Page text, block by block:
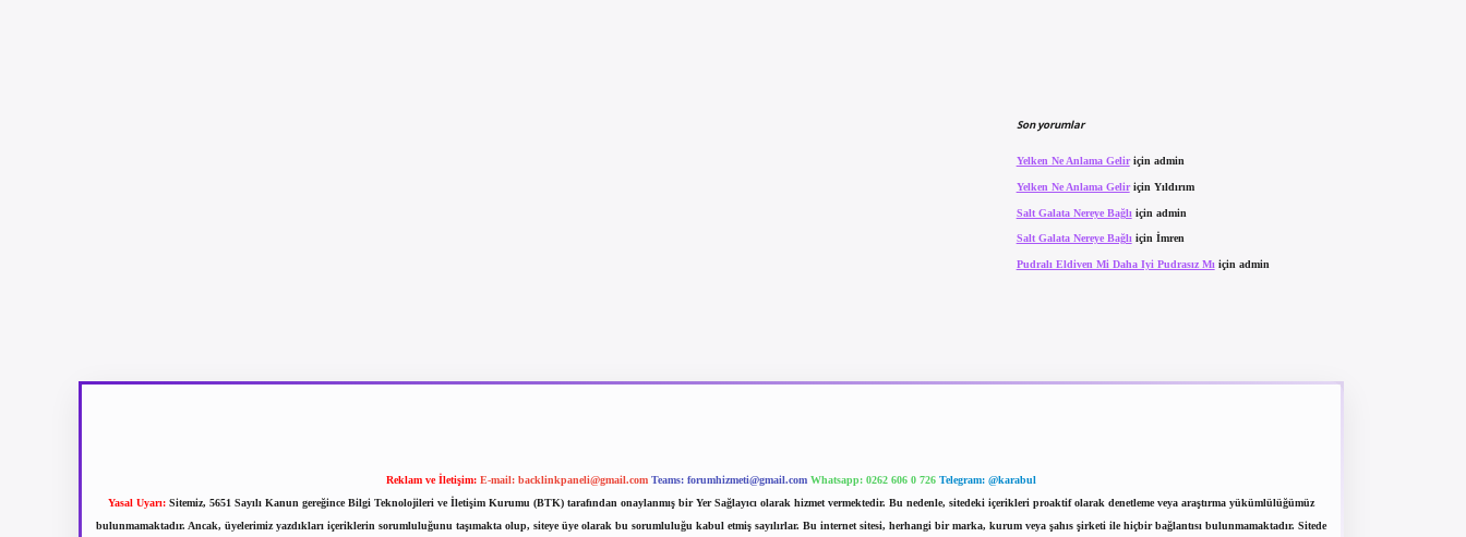
Son yorumlar
Yelken Ne Anlama Geliriçin admin
Yelken Ne Anlama Geliriçin Yıldırım
Salt Galata Nereye Bağlı için admin
Salt Galata Nereye Bağlı için İmren
Pudralı Eldiven Mi Daha Iyi Pudrasız Mı için admin
Reklam ve İletişim: E-mail: backlinkpaneli@gmail.com Teams: forumhizmeti@gmail.com Whatsapp: 0262 606 0 726 Telegram: @karabul
Yasal Uyarı: Sitemiz, 5651 Sayılı Kanun gereğince Bilgi Teknolojileri ve İletişim Kurumu (BTK) tarafından onaylanmış bir Yer Sağlayıcı olarak hizmet vermektedir. Bu nedenle, sitedeki içerikleri proaktif olarak denetleme veya araştırma yükümlülüğümüz
bulunmamaktadır. Ancak, üyelerimiz yazdıkları içeriklerin sorumluluğunu taşımakta olup, siteye üye olarak bu sorumluluğu kabul etmiş sayılırlar. Bu internet sitesi, herhangi bir marka, kurum veya şahıs şirketi ile hiçbir bağlantısı bulunmamaktadır. Sitede